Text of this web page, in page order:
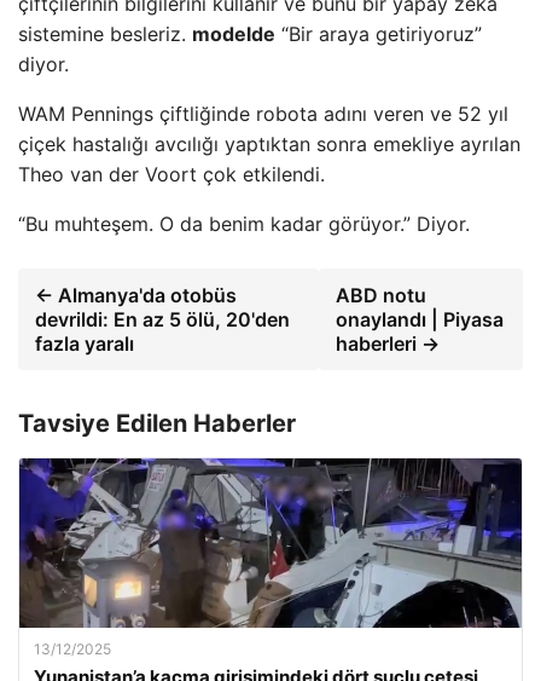
sistemine besleriz. modelde “Bir araya getiriyoruz”
diyor.
WAM Pennings çiftliğinde robota adını veren ve 52 yıl
çiçek hastalığı avcılığı yaptıktan sonra emekliye ayrılan
Theo van der Voort çok etkilendi.
“Bu muhteşem. O da benim kadar görüyor.” Diyor.
← Almanya'da otobüs
devrildi: En az 5 ölü, 20'den
fazla yaralı
ABD notu
onaylandı | Piyasa
haberleri →
Tavsiye Edilen Haberler
13/12/2025